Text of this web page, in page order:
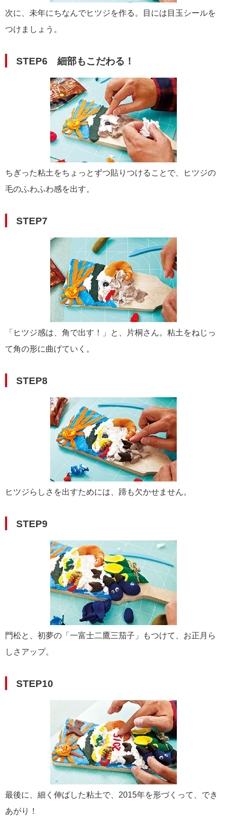
次に、未年にちなんでヒツジを作る。目には目玉シールを
つけましょう。
STEP6 細部もこだわる！
ちぎった粘土をちょっとずつ貼りつけることで、ヒツジの
毛のふわふわ感を出す。
STEP7
「ヒツジ感は、角で出す！」と、片桐さん。粘土をねじっ
て角の形に曲げていく。
STEP8
ヒツジらしさを出すためには、蹄も欠かせません。
STEP9
門松と、初夢の「一富士二鷹三茄子」もつけて、お正月ら
しさアップ。
STEP10
最後に、細く伸ばした粘土で、2015年を形づくって、でき
あがり！